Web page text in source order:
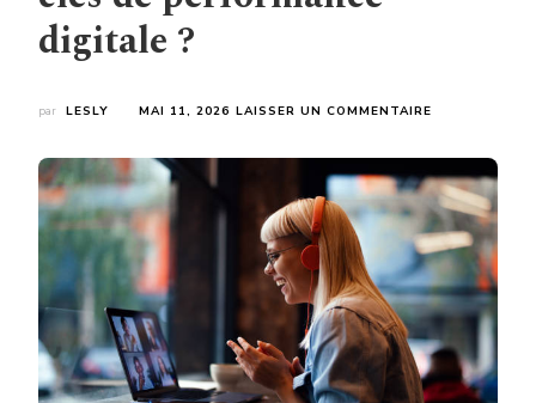
digitale ?
par LESLY MAI 11, 2026 LAISSER UN COMMENTAIRE
MEILLEURE
AGENCE
WEB
LYON
EFFICACE
OPTIMISE-
T-
4
LEVIERS
CLÉS